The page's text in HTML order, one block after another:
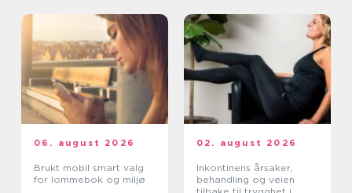
06. august 2026
Brukt mobil smart valg
for lommebok og miljø
02. august 2026
Inkontinens årsaker,
behandling og veien